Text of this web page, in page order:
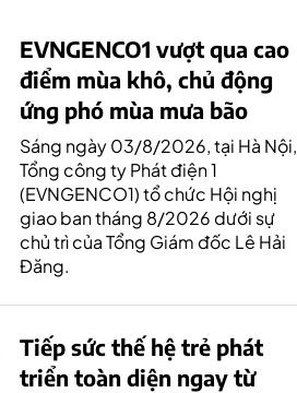
EVNGENCO1 vượt qua cao
điểm mùa khô, chủ động
ứng phó mùa mưa bão
Sáng ngày 03/8/2026, tại Hà Nội,
Tổng công ty Phát điện 1
(EVNGENCO1) tổ chức Hội nghị
giao ban tháng 8/2026 dưới sự
chủ trì của Tổng Giám đốc Lê Hải
Đăng.
Tiếp sức thế hệ trẻ phát
triển toàn diện ngay từ